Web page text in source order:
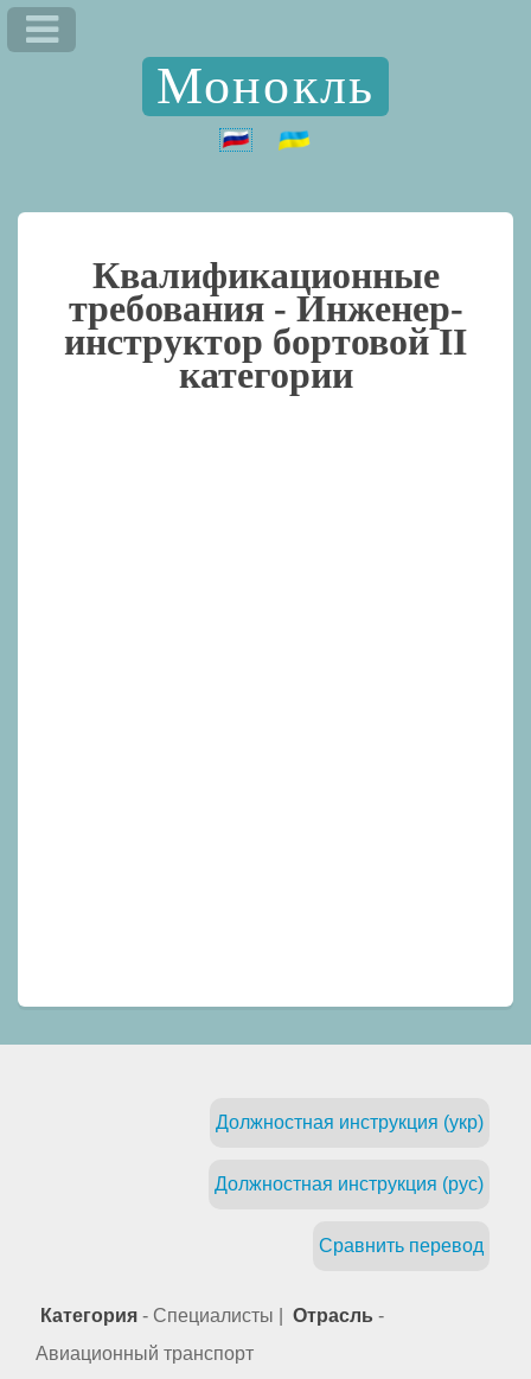
Монокль
Квалификационные
требования - Инженер-
инструктор бортовой II
категории
Должностная инструкция (укр)
Должностная инструкция (рус)
Сравнить перевод
Категория - Специалисты | Отрасль -
Авиационный транспорт